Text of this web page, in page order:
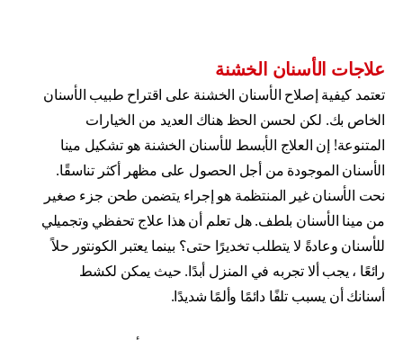
علاجات الأسنان الخشنة
تعتمد كيفية إصلاح الأسنان الخشنة على اقتراح طبيب الأسنان
الخاص بك. لكن لحسن الحظ هناك العديد من الخيارات
المتنوعة! إن العلاج الأبسط للأسنان الخشنة هو تشكيل مينا
الأسنان الموجودة من أجل الحصول على مظهر أكثر تناسقًا.
نحت الأسنان غير المنتظمة هو إجراء يتضمن طحن جزء صغير
من مينا الأسنان بلطف. هل تعلم أن هذا علاج تحفظي وتجميلي
للأسنان وعادةً لا يتطلب تخديرًا حتى؟ بينما يعتبر الكونتور حلاً
رائعًا ، يجب ألا تجربه في المنزل أبدًا. حيث يمكن لكشط
أسنانك أن يسبب تلفًا دائمًا وألمًا شديدًا.